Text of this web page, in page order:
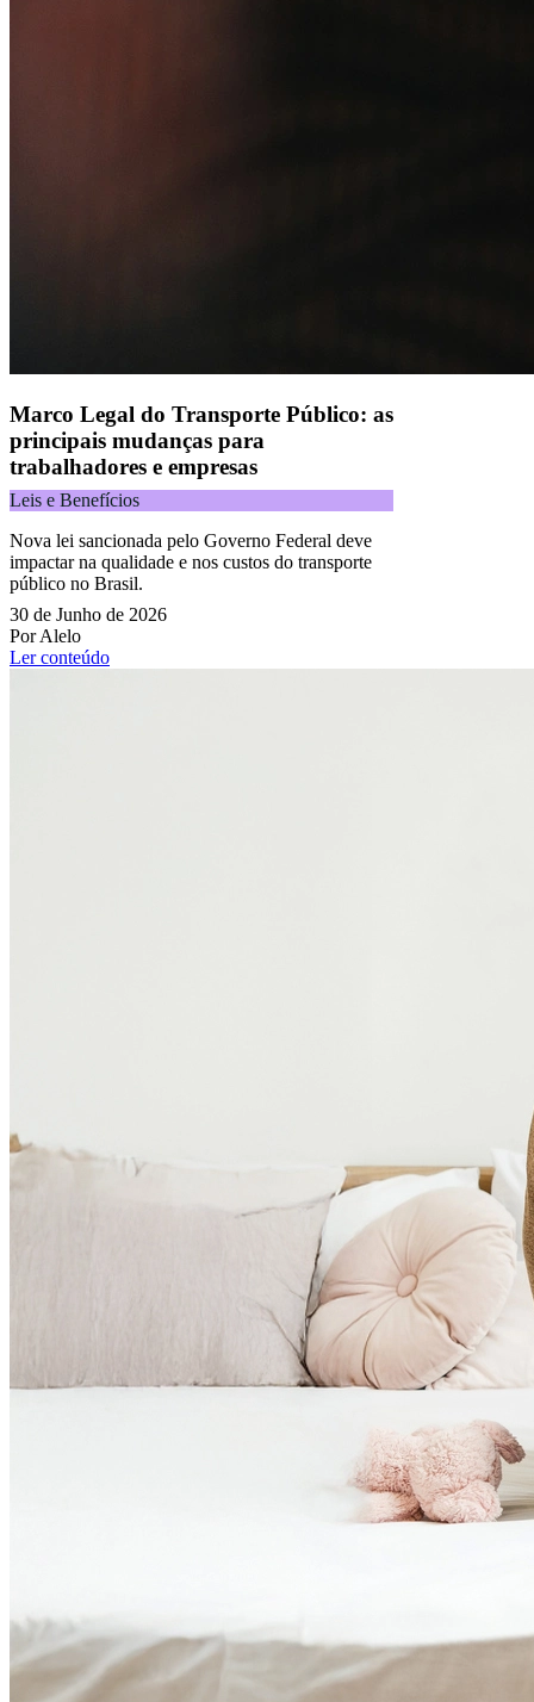
Marco Legal do Transporte Público: as
principais mudanças para
trabalhadores e empresas
Leis e Benefícios
Nova lei sancionada pelo Governo Federal deve
impactar na qualidade e nos custos do transporte
público no Brasil.
30 de Junho de 2026
Por Alelo
Ler conteúdo